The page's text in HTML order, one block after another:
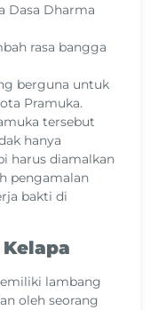
Dasa Dharma
rasa bangga
berguna untuk
Pramuka.
tersebut
hanya
harus diamalkan
pengamalan
bakti di
lambang
oleh seorang